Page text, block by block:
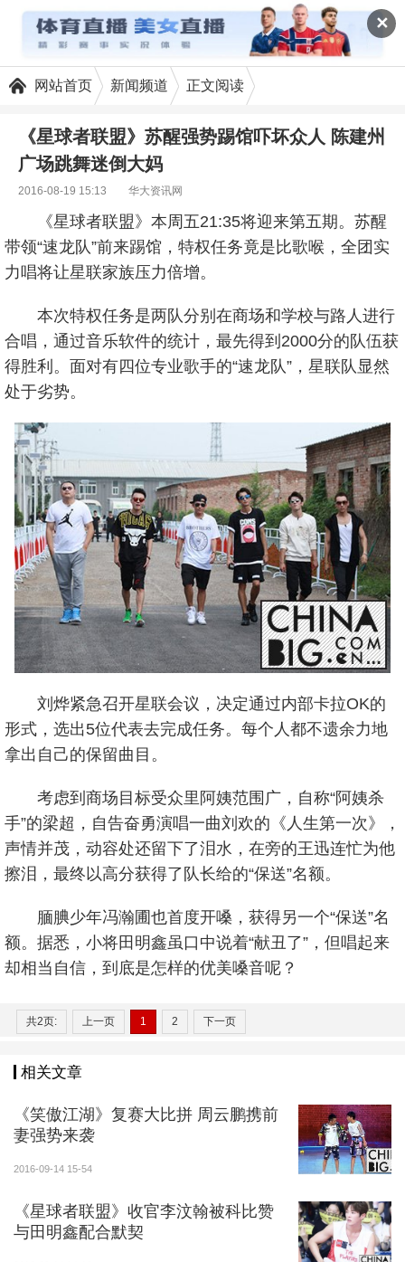
✕
网站首页 新闻频道 正文阅读
《星球者联盟》苏醒强势踢馆吓坏众人 陈建州
广场跳舞迷倒大妈
2016-08-19 15:13 华大资讯网
《星球者联盟》本周五21:35将迎来第五期。苏醒
带领“速龙队”前来踢馆，特权任务竟是比歌喉，全团实
力唱将让星联家族压力倍增。
本次特权任务是两队分别在商场和学校与路人进行
合唱，通过音乐软件的统计，最先得到2000分的队伍获
得胜利。面对有四位专业歌手的“速龙队”，星联队显然
处于劣势。
刘烨紧急召开星联会议，决定通过内部卡拉OK的
形式，选出5位代表去完成任务。每个人都不遗余力地
拿出自己的保留曲目。
考虑到商场目标受众里阿姨范围广，自称“阿姨杀
手”的梁超，自告奋勇演唱一曲刘欢的《人生第一次》，
声情并茂，动容处还留下了泪水，在旁的王迅连忙为他
擦泪，最终以高分获得了队长给的“保送”名额。
腼腆少年冯瀚圃也首度开嗓，获得另一个“保送”名
额。据悉，小将田明鑫虽口中说着“献丑了”，但唱起来
却相当自信，到底是怎样的优美嗓音呢？
共2页: 上一页 1 2 下一页
相关文章
《笑傲江湖》复赛大比拼 周云鹏携前
妻强势来袭
2016-09-14 15-54
《星球者联盟》收官李汶翰被科比赞
与田明鑫配合默契